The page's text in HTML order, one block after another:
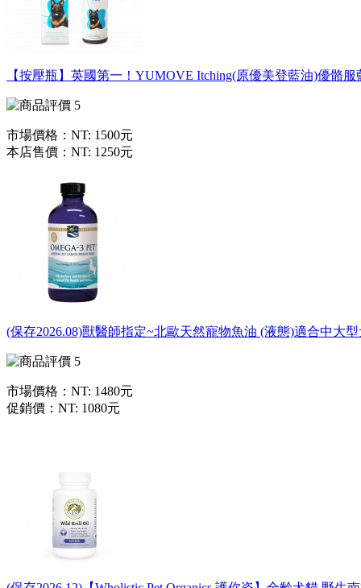
【按壓瓶】英國第一！YUMOVE Itching(原優美登藍油)優骼
市場價格： NT: 1500元
本店售價： NT: 1250元
(保存2026.08)獸醫師指定~北歐天然寵物魚油 (液態)適合中大
市場價格： NT: 1480元
促銷價： NT: 1080元